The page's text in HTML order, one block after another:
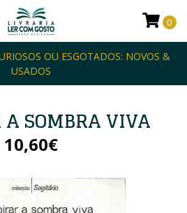
OU ESGOTADOS: NOVOS &
USADOS
0
A SOMBRA VIVA
10,60€